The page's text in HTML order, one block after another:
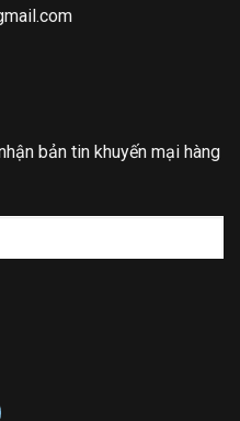
bản tin khuyến mại hàng